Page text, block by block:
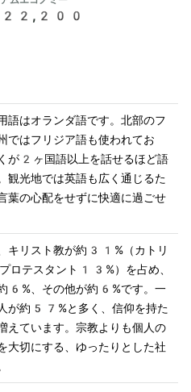
語はオランダ語です。北部のフ
ではフリジア語も使われてお
が2ヶ国語以上を話せるほど語
観光地では英語も広く通じるた
葉の心配をせずに快適に過ごせ
キリスト教が約31%（カトリ
ロテスタント13%）を占め、
6%、その他が約6%です。一
が約57%と多く、信仰を持た
えています。宗教よりも個人の
大切にする、ゆったりとした社